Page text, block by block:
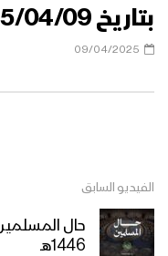
بتاريخ 2025/04/09
09/04/2025
الفيديو السابق
حال
1446هـ